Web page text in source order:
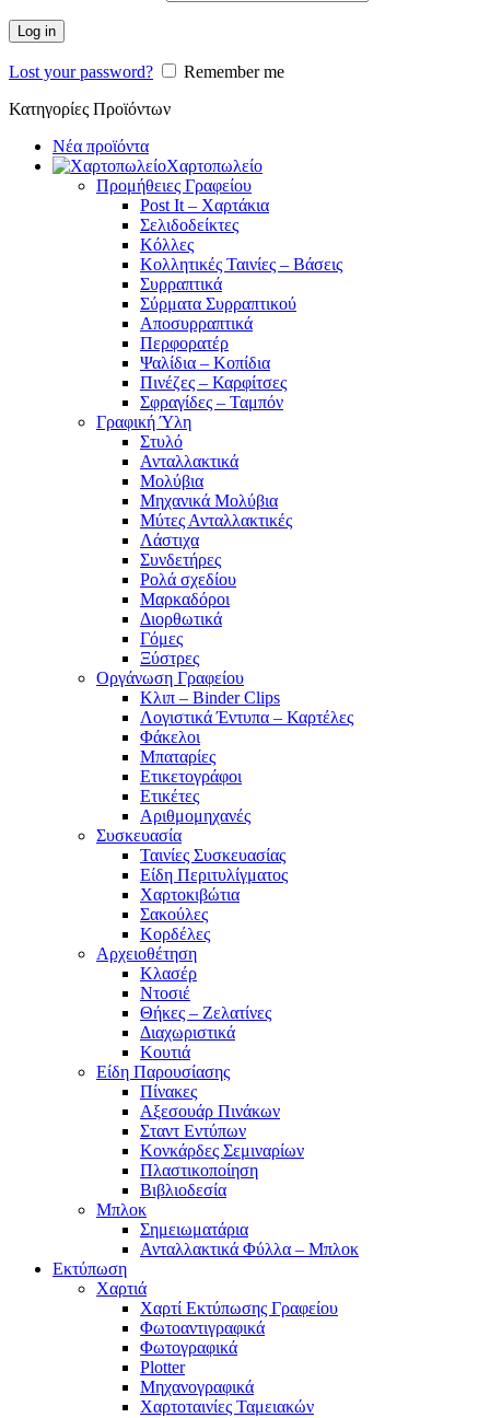
Log in
Lost your password?
Remember me
Κατηγορίες Προϊόντων
Νέα προϊόντα
Χαρτοπωλείο
Προμήθειες Γραφείου
Post It – Χαρτάκια
Σελιδοδείκτες
Κόλλες
Κολλητικές Ταινίες – Βάσεις
Συρραπτικά
Σύρματα Συρραπτικού
Αποσυρραπτικά
Περφορατέρ
Ψαλίδια – Κοπίδια
Πινέζες – Καρφίτσες
Σφραγίδες – Ταμπόν
Γραφική Ύλη
Στυλό
Ανταλλακτικά
Μολύβια
Μηχανικά Μολύβια
Μύτες Ανταλλακτικές
Λάστιχα
Συνδετήρες
Ρολά σχεδίου
Μαρκαδόροι
Διορθωτικά
Γόμες
Ξύστρες
Οργάνωση Γραφείου
Κλιπ – Binder Clips
Λογιστικά Έντυπα – Καρτέλες
Φάκελοι
Μπαταρίες
Ετικετογράφοι
Ετικέτες
Αριθμομηχανές
Συσκευασία
Ταινίες Συσκευασίας
Είδη Περιτυλίγματος
Χαρτοκιβώτια
Σακούλες
Κορδέλες
Αρχειοθέτηση
Κλασέρ
Ντοσιέ
Θήκες – Ζελατίνες
Διαχωριστικά
Κουτιά
Είδη Παρουσίασης
Πίνακες
Αξεσουάρ Πινάκων
Σταντ Εντύπων
Κονκάρδες Σεμιναρίων
Πλαστικοποίηση
Βιβλιοδεσία
Μπλοκ
Σημειωματάρια
Ανταλλακτικά Φύλλα – Μπλοκ
Εκτύπωση
Χαρτιά
Χαρτί Εκτύπωσης Γραφείου
Φωτοαντιγραφικά
Φωτογραφικά
Plotter
Μηχανογραφικά
Χαρτοταινίες Ταμειακών